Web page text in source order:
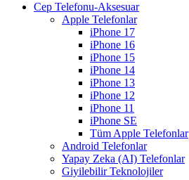
Cep Telefonu-Aksesuar
Apple Telefonlar
iPhone 17
iPhone 16
iPhone 15
iPhone 14
iPhone 13
iPhone 12
iPhone 11
iPhone SE
Tüm Apple Telefonlar
Android Telefonlar
Yapay Zeka (AI) Telefonlar
Giyilebilir Teknolojiler